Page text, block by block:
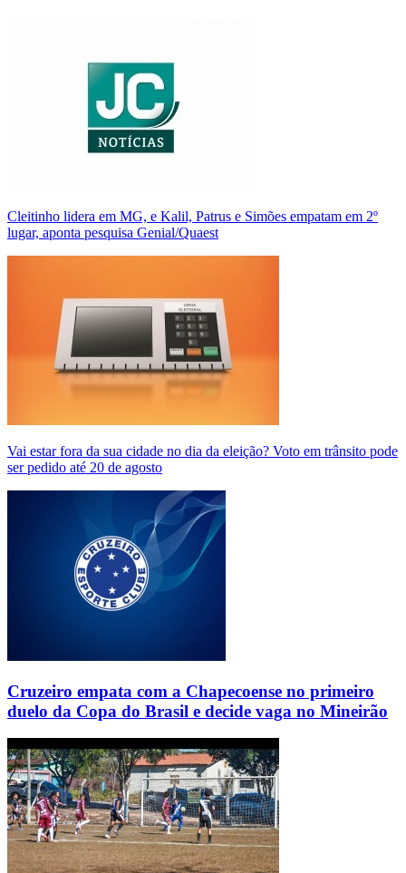
Cleitinho lidera em MG, e Kalil, Patrus e Simões empatam em 2º
lugar, aponta pesquisa Genial/Quaest
Vai estar fora da sua cidade no dia da eleição? Voto em trânsito pode
ser pedido até 20 de agosto
Cruzeiro empata com a Chapecoense no primeiro
duelo da Copa do Brasil e decide vaga no Mineirão